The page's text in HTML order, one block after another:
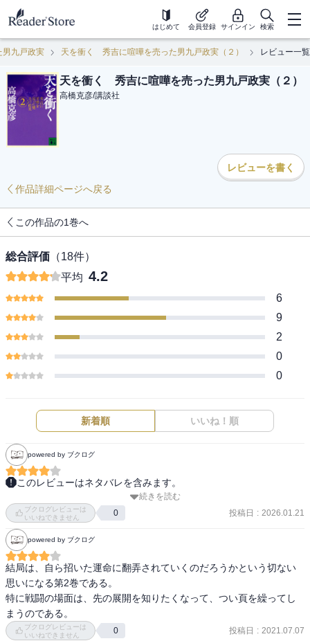
はじめて 会員登録 サインイン 検索
九戸政実 天を衝く 秀吉に喧嘩を売った男九戸政実（２） レビュー一覧
天を衝く 秀吉に喧嘩を売った男九戸政実（２）
高橋克彦/講談社
レビューを書く
作品詳細ページへ戻る
この作品の1巻へ
総合評価 （18件）
平均 4.2
6
9
2
0
0
新着順 いいね！順
powered by ブクログ
このレビューはネタバレを含みます。
南部は信直が継ぎ、いよいよ愛想を尽かした政実は葛西を見据えて
和賀を攻める。だがしかし、戦国の世は政実の想像を越えた急流
で、ついに秀吉の手が小田原を越え陸奥へと伸びてきてしまった。
序盤の和賀攻めはこれぞ九戸党と言える名勝負で、その後の南部本
家の浅瀬石攻めの体たらくと比較でき面白い。また大浦為信決死の
秀吉謁見もなかなか。さて、安東愛季が死に、奥州仕置が始まり、
高水寺斯波が潰えた…急に陸奥が乱れ始め、伊達と九戸の未来に暗
雲が立ち込める…ここからどうなるか。
にしても南部の小田原参戦はいやにあっさり書いてるな…本書では
敵役とは言えもうちょっと書いても良さそうだが…
続きを読む
ブクログレビューは
いいねできません
0 投稿日 : 2026.01.21
powered by ブクログ
結局は、自ら招いた運命に翻弄されていくのだろうかという切ない
思いになる第2巻である。
特に戦闘の場面は、先の展開を知りたくなって、つい頁を繰ってし
まうのである。
ブクログレビューは
いいねできません
0 投稿日 : 2021.07.07